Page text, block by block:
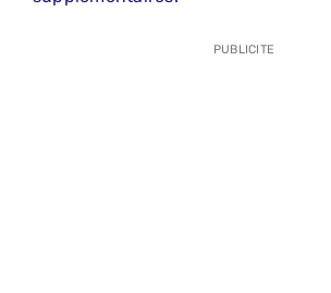
PUBLICITE